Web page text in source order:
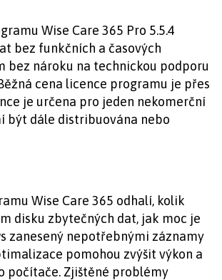
Wise Care 365 Pro 5.5.4
bez funkčních a časových
bez nároku na technickou podporu
cena licence programu je přes
je určena pro jeden nekomerční
být dále distribuována nebo
Wise Care 365 odhalí, kolik
disku zbytečných dat, jak moc je
zanesený nepotřebnými záznamy
pomohou zvýšit výkon a
počítače. Zjištěné problémy